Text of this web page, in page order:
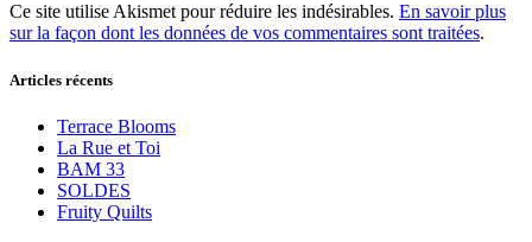
Ce site utilise Akismet pour réduire les indésirables. En savoir plus
sur la façon dont les données de vos commentaires sont traitées.
Articles récents
Terrace Blooms
La Rue et Toi
BAM 33
SOLDES
Fruity Quilts